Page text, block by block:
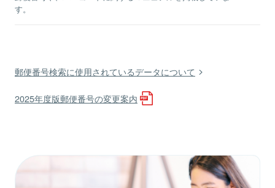
す。
郵便番号検索に使用されているデータについて
2025年度版郵便番号の変更案内